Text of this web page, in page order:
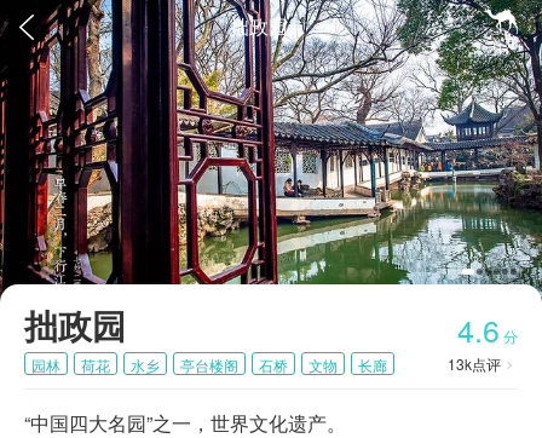
 
首页
拙政园
拙政园 4.6 分
13k点评 
园林 荷花 水乡 亭台楼阁 石桥 文物
长廊
“中国四大名园”之一，世界文化遗产。